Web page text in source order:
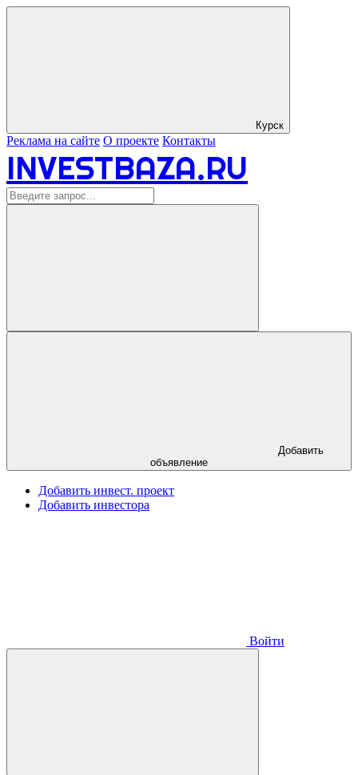
Курск
Реклама на сайте О проекте Контакты
INVESTBAZA.RU
объявление
Добавить инвест. проект
Добавить инвестора
Войти